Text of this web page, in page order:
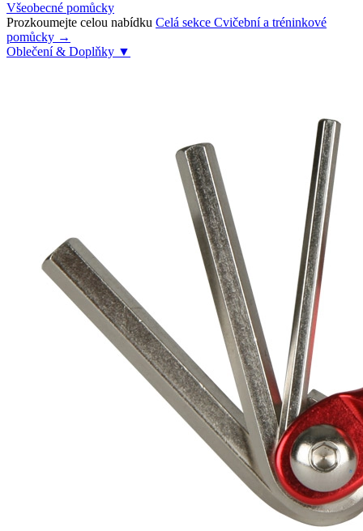
Všeobecné pomůcky
Prozkoumejte celou nabídku Celá sekce Cvičební a tréninkové
pomůcky →
Oblečení & Doplňky ▼